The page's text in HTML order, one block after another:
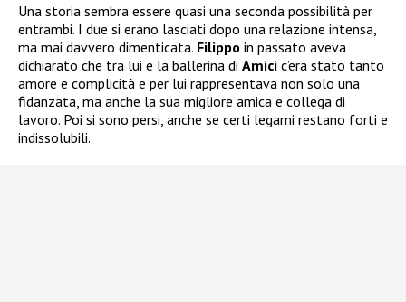
Una storia sembra essere quasi una seconda possibilità per
entrambi. I due si erano lasciati dopo una relazione intensa,
ma mai davvero dimenticata. Filippo in passato aveva
dichiarato che tra lui e la ballerina di Amici c’era stato tanto
amore e complicità e per lui rappresentava non solo una
fidanzata, ma anche la sua migliore amica e collega di
lavoro. Poi si sono persi, anche se certi legami restano forti e
indissolubili.